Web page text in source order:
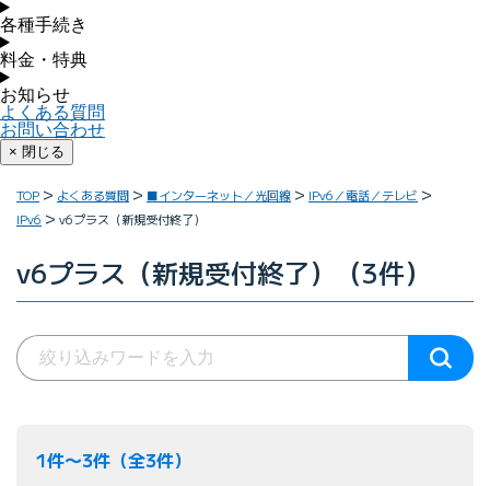
各種手続き
料金・特典
お知らせ
よくある質問
お問い合わせ
× 閉じる
TOP よくある質問 ■インターネット／光回線
IPv6／電話／テレビ
IPv6
v6プラス（新規受付終了）
v6プラス（新規受付終了）（3件）
1件〜3件（全3件）